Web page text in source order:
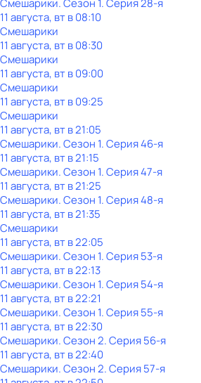
Смешарики. Сезон 1. Серия 28-я
11 августа, вт в 08:10
Смешарики
11 августа, вт в 08:30
Смешарики
11 августа, вт в 09:00
Смешарики
11 августа, вт в 09:25
Смешарики
11 августа, вт в 21:05
Смешарики. Сезон 1. Серия 46-я
11 августа, вт в 21:15
Смешарики. Сезон 1. Серия 47-я
11 августа, вт в 21:25
Смешарики. Сезон 1. Серия 48-я
11 августа, вт в 21:35
Смешарики
11 августа, вт в 22:05
Смешарики. Сезон 1. Серия 53-я
11 августа, вт в 22:13
Смешарики. Сезон 1. Серия 54-я
11 августа, вт в 22:21
Смешарики. Сезон 1. Серия 55-я
11 августа, вт в 22:30
Смешарики. Сезон 2. Серия 56-я
11 августа, вт в 22:40
Смешарики. Сезон 2. Серия 57-я